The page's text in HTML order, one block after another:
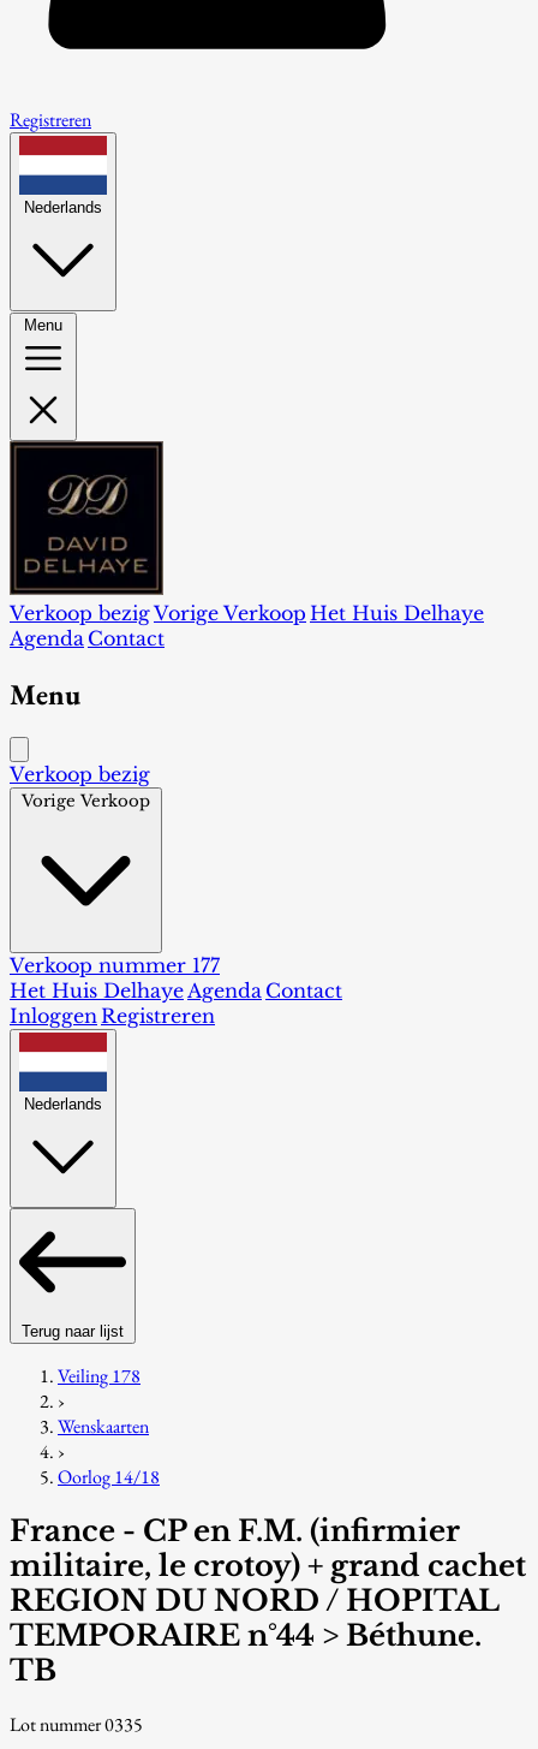
Registreren
Nederlands
Menu
Verkoop bezigVorige Verkoop Het Huis Delhaye
Agenda Contact
Menu
Verkoop bezig
Vorige Verkoop
Verkoop nummer 177
Het Huis DelhayeAgenda Contact
InloggenRegistreren
Nederlands
Terug naar lijst
Veiling 178
›
Wenskaarten
›
Oorlog 14/18
France - CP en F.M. (infirmier
militaire, le crotoy) + grand cachet
REGION DU NORD / HOPITAL
TEMPORAIRE n°44 > Béthune.
TB
Lot nummer 0335